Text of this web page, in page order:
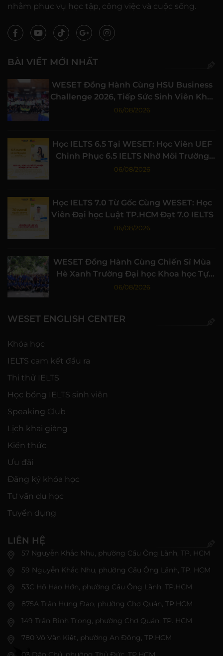
nhằm phục vụ học tập, công việc và cuộc sống.
BÀI VIẾT MỚI NHẤT
WESET Đồng Hành Cùng HSU Business
Challenge 2026, Tiếp Sức Sinh Viên Khởi
Nghiệp
06/08/2026
Học IELTS 6.5 Tại WESET: Học Viên UEF
Chinh Phục 6.5 IELTS Nhờ Môi Trường
Học Tập Chất Lượng
06/08/2026
Học IELTS 7.0 Từ Gốc Cùng WESET: Học
Viên Đại học Luật TP.HCM Đạt 7.0 IELTS
06/08/2026
WESET Đồng Hành Cùng Chiến Sĩ Mùa
Hè Xanh Trường Đại học Khoa học Tự
nhiên, ĐHQG-HCM
06/08/2026
WESET ENGLISH CENTER
Khóa học
IELTS cam kết đầu ra
Thi thử IELTS
Học bổng IELTS sinh viên
Speaking Club
Lịch khai giảng
Kiến thức
Ưu đãi
Đăng ký khóa học
Tư vấn du học
Tuyển dụng
LIÊN HỆ
57 Nguyễn Khắc Nhu, phường Cầu Ông Lãnh, TP. HCM
59 Nguyễn Khắc Nhu, phường Cầu Ông Lãnh, TP. HCM
53C Hồ Hảo Hớn, phường Cầu Ông Lãnh, TP.HCM
875A Trần Hưng Đạo, phường Chợ Quán, TP.HCM
149 Trần Bình Trọng, phường Chợ Quán, TP. HCM
780 Võ Văn Kiệt, phường An Đông, TP.HCM